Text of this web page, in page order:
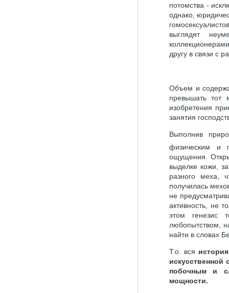
потомства -
однако,
выглядят
другу в связи с
Объем и
превышать тот
изобретения
занятия
Выполнив
физическим и
ощущения.
выделке кожи,
разного меха,
получилась
не
активность, не
этом генезис
любопытством,
найти в словах
Т.о. вся
искусственной
побочным и
мощности.